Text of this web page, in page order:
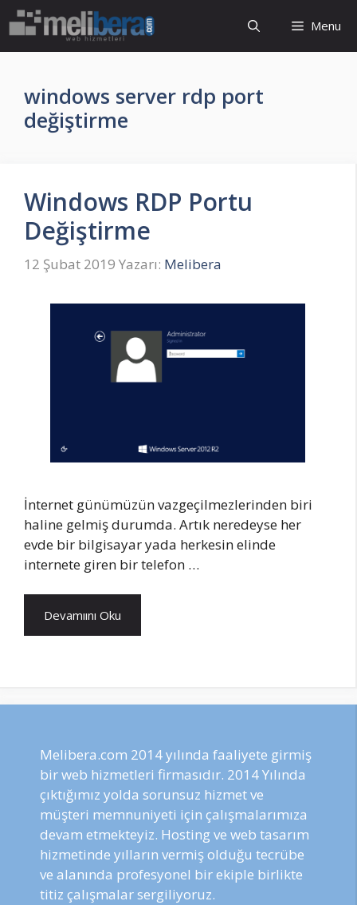
İçeriğe
Menu
windows server rdp port
değiştirme
Windows RDP Portu
Değiştirme
12 Şubat 2019 Yazarı: Melibera
İnternet günümüzün vazgeçilmezlerinden biri
haline gelmiş durumda. Artık neredeyse her
evde bir bilgisayar yada herkesin elinde
internete giren bir telefon …
Devamıını Oku
Melibera.com 2014 yılında faaliyete girmiş
bir web hizmetleri firmasıdır. 2014 Yılında
çıktığımız yolda sorunsuz hizmet ve
müşteri memnuniyeti için çalışmalarımıza
devam etmekteyiz. Hosting ve web tasarım
hizmetinde yılların vermiş olduğu tecrübe
ve alanında profesyonel bir ekiple birlikte
titiz çalışmalar sergiliyoruz.